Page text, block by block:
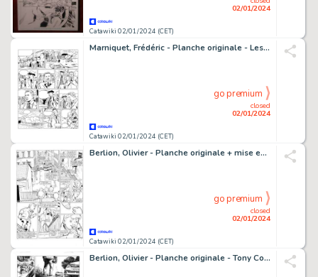
Catawiki 02/01/2024 (CET)
02/01/2024
Marniquet, Frédéric - Planche originale - Les Mystères de Whitechapel T1 - Sir Henry Chapman - (2009)
Catawiki 02/01/2024 (CET)
closed
02/01/2024
go premium
Berlion, Olivier - Planche originale + mise en couleur originale - Sales Mioches T3 - La Ficelle - (1999)
Catawiki 02/01/2024 (CET)
closed
02/01/2024
go premium
Berlion, Olivier - Planche originale - Tony Corso T6 - Bollywood Connection - (2013)